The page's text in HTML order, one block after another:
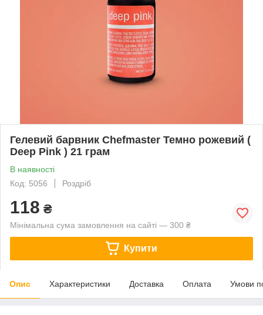
Гелевий барвник Chefmaster Темно рожевий (
Deep Pink ) 21 грам
В наявності
Код: 5056
Роздріб
118 ₴
Мінімальна сума замовлення на сайті — 300 ₴
Купити
Опис Характеристики Доставка Оплата Умови